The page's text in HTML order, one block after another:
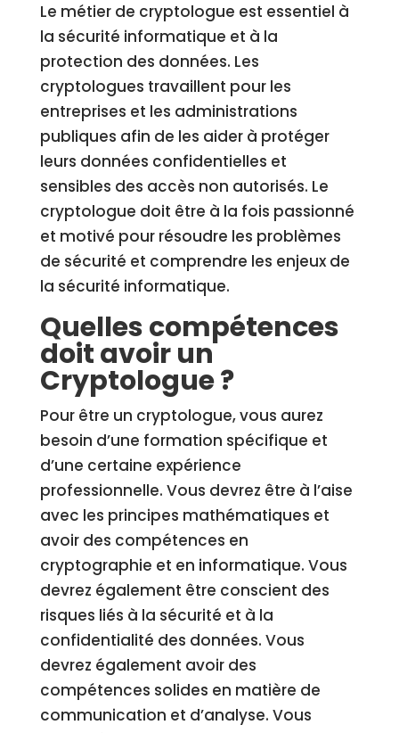
Le métier de cryptologue est essentiel à
la sécurité informatique et à la
protection des données. Les
cryptologues travaillent pour les
entreprises et les administrations
publiques afin de les aider à protéger
leurs données confidentielles et
sensibles des accès non autorisés. Le
cryptologue doit être à la fois passionné
et motivé pour résoudre les problèmes
de sécurité et comprendre les enjeux de
la sécurité informatique.
Quelles compétences
doit avoir un
Cryptologue ?
Pour être un cryptologue, vous aurez
besoin d’une formation spécifique et
d’une certaine expérience
professionnelle. Vous devrez être à l’aise
avec les principes mathématiques et
avoir des compétences en
cryptographie et en informatique. Vous
devrez également être conscient des
risques liés à la sécurité et à la
confidentialité des données. Vous
devrez également avoir des
compétences solides en matière de
communication et d’analyse. Vous